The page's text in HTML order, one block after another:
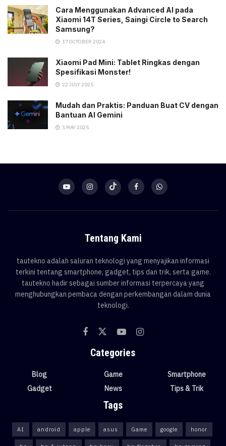
Cara Menggunakan Advanced AI pada
Xiaomi 14T Series, Saingi Circle to Search
Samsung?
17 OCTOBER 2024
Xiaomi Pad Mini: Tablet Ringkas dengan
Spesifikasi Monster!
22 JULY 2025
Mudah dan Praktis: Panduan Buat CV dengan
Bantuan AI Gemini
5 MAY 2025
Tentang Kami
tautekno adalah saluran teknologi yang menyajikan informasi
terkini tentang smartphone, gadget, tips dan trik, serta game.
tautekno hadir sebagai sumber informasi terpercaya yang
menghubungkan pembaca dengan perkembangan dalam dunia
teknologi.
Categories
Blog
Gadget
Game
News
Smartphone
Tips & Trik
Tags
AI android apple asus Game google honor